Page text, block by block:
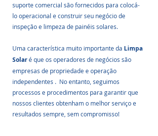
suporte comercial são fornecidos para colocá-
lo operacional e construir seu negócio de
inspeção e limpeza de painéis solares.
Uma característica muito importante da Limpa
Solar é que os operadores de negócios são
empresas de propriedade e operação
independentes .  No entanto, seguimos
processos e procedimentos para garantir que
nossos clientes obtenham o melhor serviço e
resultados sempre, sem compromisso!